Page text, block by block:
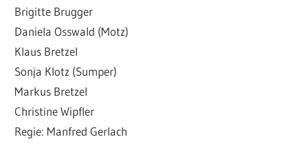
Brigitte Brugger
Daniela Osswald (Motz)
Klaus Bretzel
Sonja Klotz (Sumper)
Markus Bretzel
Christine Wipfler
Regie: Manfred Gerlach